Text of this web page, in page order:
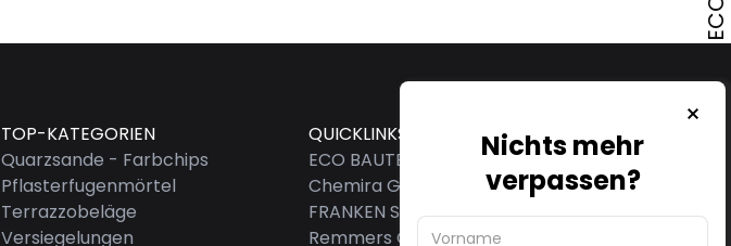
TOP-KATEGORIEN
Quarzsande - Farbchips
Pflasterfugenmörtel
Terrazzobeläge
Versiegelungen
QUICKLINKS
ECO BAUTEC & DESIGN AG
Chemira GmbH
FRANKEN SYSTEMS GMBH
Remmers GmbH
Nichts mehr
verpassen?